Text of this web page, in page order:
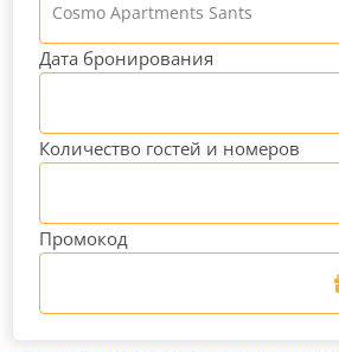
Cosmo Apartments Sants
Дата бронирования
Количество гостей и номеров
Промокод